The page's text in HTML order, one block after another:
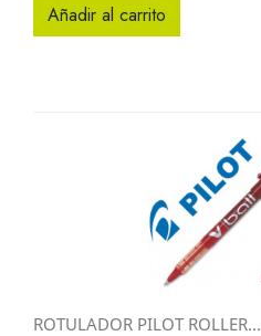
Añadir al carrito
ROTULADOR PILOT ROLLER...